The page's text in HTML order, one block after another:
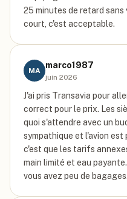
25 minutes de retard
court, c'est acceptable.
MA
marco1987
juin 2026
J'ai pris Transavia pour
correct pour le prix. Les
quoi s'attendre avec un
sympathique et l'avion est
c'est que les tarifs
main limité et eau
vous avez peu de bagages.